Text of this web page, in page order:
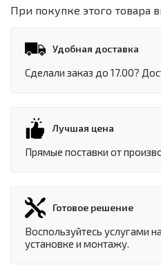
При покупке этого товара
Удобная доставка
Сделали заказ до 17.00?
Лучшая цена
Прямые поставки от
Готовое решение
Воспользуйтесь услугами
установке и монтажу.